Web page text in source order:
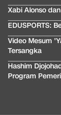
Xabi Alonso
EDUSPORTS:
Video Mesum
Tersangka
Hashim
Program